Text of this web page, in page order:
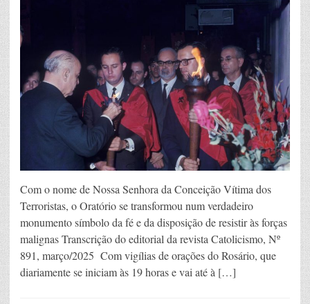
Com o nome de Nossa Senhora da Conceição Vítima dos
Terroristas, o Oratório se transformou num verdadeiro
monumento símbolo da fé e da disposição de resistir às forças
malignas Transcrição do editorial da revista Catolicismo, Nº
891, março/2025 Com vigílias de orações do Rosário, que
diariamente se iniciam às 19 horas e vai até à […]